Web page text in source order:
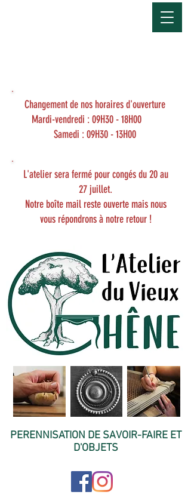
Changement de nos horaires d'ouverture
Mardi-vendredi : 09H30 - 18H00
Samedi : 09H30 - 13H00
L'atelier sera fermé pour congés du 20 au
27 juillet.
Notre boîte mail reste ouverte mais nous
vous répondrons à notre retour !
PERENNISATION DE SAVOIR-FAIRE ET
D'OBJETS